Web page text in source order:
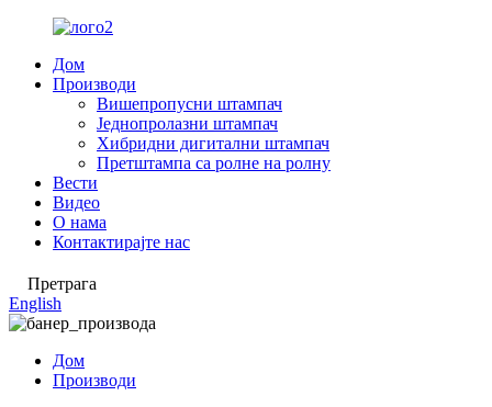
Дом
Производи
Вишепропусни штампач
Једнопролазни штампач
Хибридни дигитални штампач
Претштампа са ролне на ролну
Вести
Видео
О нама
Контактирајте нас
Претрага
English
Дом
Производи